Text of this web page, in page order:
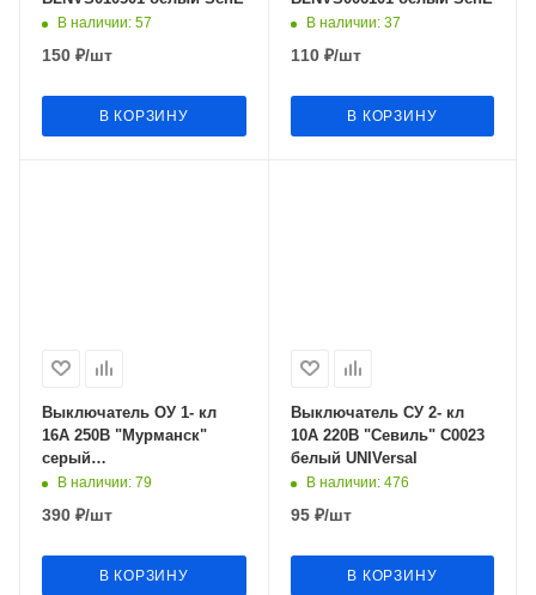
В наличии: 57
150 ₽/шт
В КОРЗИНУ
В наличии: 37
110₽/шт
В КОРЗИНУ
Выключатель ОУ 1- кл
16А 250В "Мурманск"
серый
брызгозащищенный IP54
В наличии: 79
390 ₽/шт
В КОРЗИНУ
Выключатель СУ 2- кл
10А 220В "Севиль" С0023
белый UNIVersal
В наличии: 476
95₽/шт
В КОРЗИНУ